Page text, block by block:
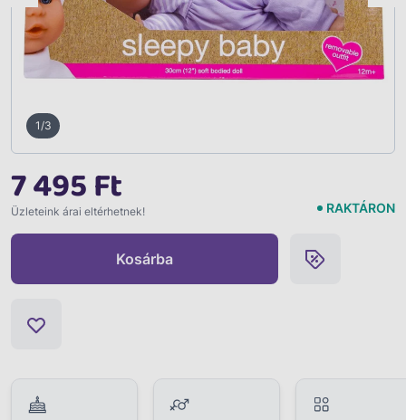
1/3
7 495 Ft
Üzleteink árai eltérhetnek! RAKTÁRON
Kosárba